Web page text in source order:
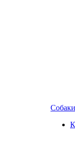
Собаки